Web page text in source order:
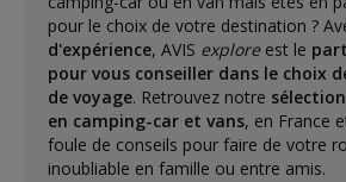
pour le choix de votre destination ?
d'expérience, AVIS exploreest le
pour vous conseiller dans le choix
de voyage. Retrouvez notre
en camping-car et vans, en France
foule de conseils pour faire de votre
inoubliable en famille ou entre amis.